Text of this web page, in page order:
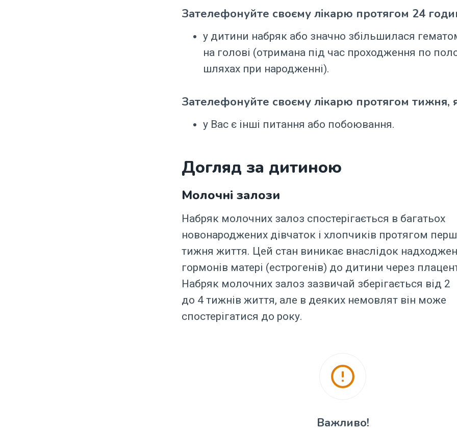
Зателефонуйте своєму лікарю протягом 24
у дитини набряк або значно збільшилася
на голові (отримана під час проходження по
шляхах при народженні).
Зателефонуйте своєму лікарю протягом тижня,
у Вас є інші питання або побоювання.
Догляд за дитиною
Молочні залози
Набряк молочних залоз спостерігається в багатьох
новонароджених дівчаток і хлопчиків протягом
тижня життя. Цей стан виникає внаслідок
гормонів матері (естрогенів) до дитини через
Набряк молочних залоз зазвичай зберігається від 2
до 4 тижнів життя, але в деяких немовлят він може
спостерігатися до року.
Важливо!